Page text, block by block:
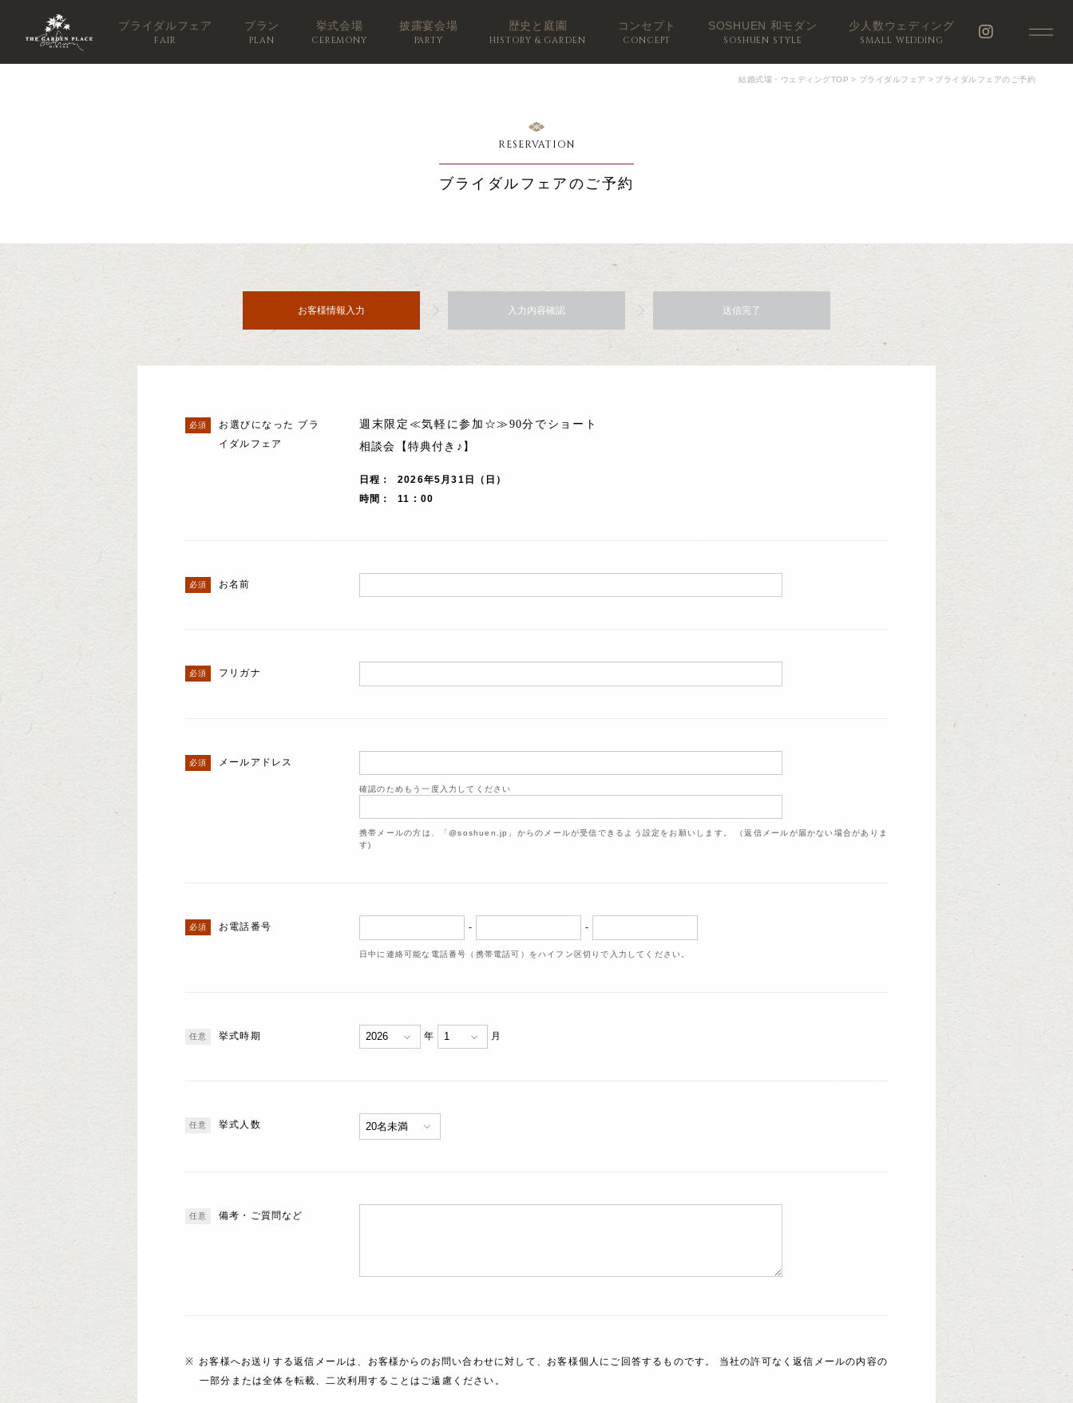
ブライダルフェア
FAIR
プラン
PLAN
挙式会場
CEREMONY
披露宴会場
PARTY
歴史と庭園
HISTORY & GARDEN
コンセプト
CONCEPT
SOSHUEN 和モダン
SOSHUEN STYLE
少人数ウェディング
SMALL WEDDING
結婚式場・ウェディングTOP > ブライダルフェア > ブライダルフェアのご予約
RESERVATION
ブライダルフェアのご予約
お客様情報入力 入力内容確認 送信完了
お選びになった ブラ
イダルフェア
週末限定≪気軽に参加☆≫90分でショート
相談会【特典付き♪】
日程
2026年5月31日（日）
時間
11 : 00
お名前
フリガナ
メールアドレス
確認のためもう一度入力してください
携帯メールの方は、「@soshuen.jp」からのメールが受信できるよう設定をお願いします。 （返信メールが届かない場合がありま
す)
お電話番号 - -
日中に連絡可能な電話番号（携帯電話可）をハイフン区切りで入力してください。
挙式時期 年 月
挙式人数
備考・ご質問など
お客様へお送りする返信メールは、お客様からのお問い合わせに対して、お客様個人にご回答するものです。 当社の許可なく返信メールの内容の
一部分または全体を転載、二次利用することはご遠慮ください。